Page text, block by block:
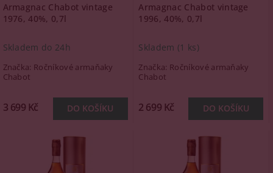
Armagnac Chabot vintage
1976, 40%, 0,7l
Skladem do 24h
Značka: Ročníkové armaňaky
Chabot
3 699 Kč
Armagnac Chabot vintage
1996, 40%, 0,7l
Skladem (1 ks)
Značka: Ročníkové armaňaky
Chabot
2 699 Kč